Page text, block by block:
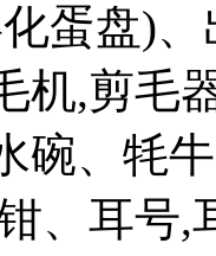
蛋盘)
机,剪毛
碗、牦
、耳号,